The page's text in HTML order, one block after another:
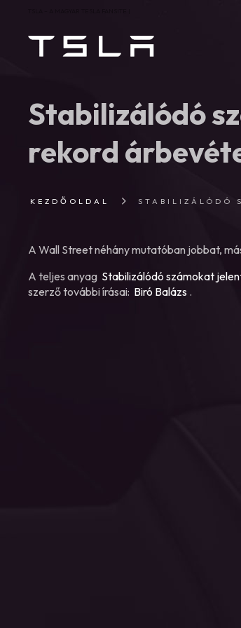
Stabilizálódó
rekord
KEZDŐOLDAL STABILIZÁLÓDÓ
A Wall Street néhány mutatóban jobbat,
A teljes anyag Stabilizálódó számokat
szerző további írásai: Biró Balázs .